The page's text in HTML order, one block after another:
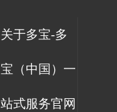
关于多宝-多
宝（中国）一
站式服务官网